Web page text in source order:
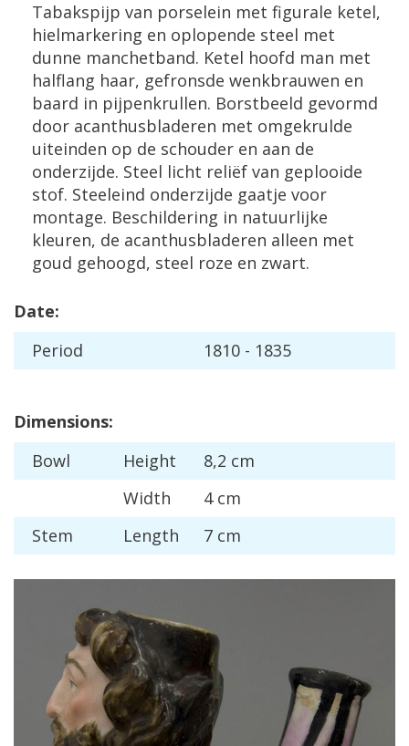
Tabakspijp van porselein met figurale ketel,
hielmarkering en oplopende steel met
dunne manchetband. Ketel hoofd man met
halflang haar, gefronsde wenkbrauwen en
baard in pijpenkrullen. Borstbeeld gevormd
door acanthusbladeren met omgekrulde
uiteinden op de schouder en aan de
onderzijde. Steel licht reliëf van geplooide
stof. Steeleind onderzijde gaatje voor
montage. Beschildering in natuurlijke
kleuren, de acanthusbladeren alleen met
goud gehoogd, steel roze en zwart.
Date:
Period
1810 - 1835
Dimensions:
Bowl
Height 8,2 cm
Width
4 cm
Stem
Length 7 cm